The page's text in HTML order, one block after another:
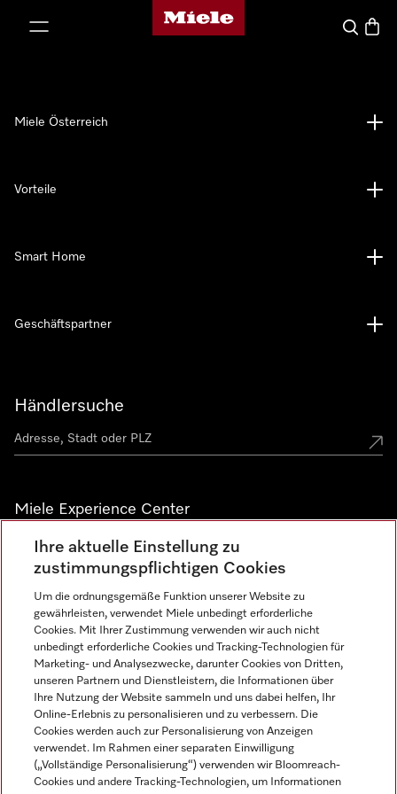
Miele-Homepage
Suche
Händlersuche
Miele Experience Center
Alle Miele Experience Center anzeigen
Newsletter
Miele Österreich
Vorteile
Smart Home
Geschäftspartner
Miele auf Instagram
Miele auf Facebook
Miele auf Youtube
Ihre aktuelle Einstellung zu
zustimmungspflichtigen Cookies
Um die ordnungsgemäße Funktion unserer Website zu
gewährleisten, verwendet Miele unbedingt erforderliche
Cookies. Mit Ihrer Zustimmung verwenden wir auch nicht
unbedingt erforderliche Cookies und Tracking-Technologien für
Marketing- und Analysezwecke, darunter Cookies von Dritten,
unseren Partnern und Dienstleistern, die Informationen über
Ihre Nutzung der Website sammeln und uns dabei helfen, Ihr
Online-Erlebnis zu personalisieren und zu verbessern. Die
Cookies werden auch zur Personalisierung von Anzeigen
verwendet. Im Rahmen einer separaten Einwilligung
(„Vollständige Personalisierung“) verwenden wir Bloomreach-
Cookies und andere Tracking-Technologien, um Informationen